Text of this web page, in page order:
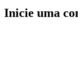
Inicie uma